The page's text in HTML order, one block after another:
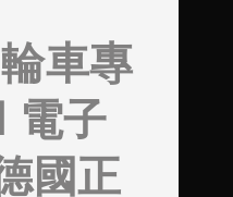
車專
電子
國正